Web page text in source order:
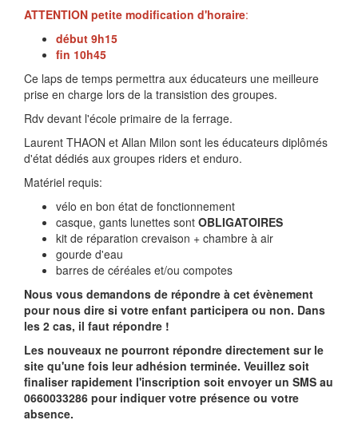
ATTENTION petite modification d'horaire:
début 9h15
fin 10h45
Ce laps de temps permettra aux éducateurs une meilleure
prise en charge lors de la transistion des groupes.
Rdv devant l'école primaire de la ferrage.
Laurent THAON et Allan Milon sont les éducateurs diplômés
d'état dédiés aux groupes riders et enduro.
Matériel requis:
vélo en bon état de fonctionnement
casque, gants lunettes sont OBLIGATOIRES
kit de réparation crevaison + chambre à air
gourde d'eau
barres de céréales et/ou compotes
Nous vous demandons de répondre à cet évènement
pour nous dire si votre enfant participera ou non. Dans
les 2 cas, il faut répondre !
Les nouveaux ne pourront répondre directement sur le
site qu'une fois leur adhésion terminée. Veuillez soit
finaliser rapidement l'inscription soit envoyer un SMS au
0660033286 pour indiquer votre présence ou votre
absence.